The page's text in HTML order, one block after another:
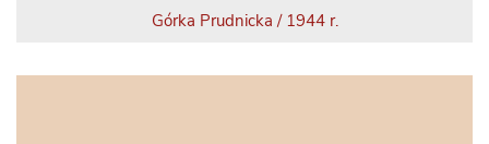
Górka Prudnicka / 1944 r.